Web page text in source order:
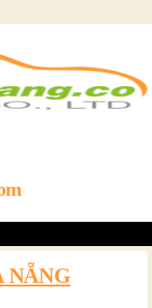
NẴNG